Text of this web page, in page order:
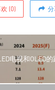
(0)
电视和OLED